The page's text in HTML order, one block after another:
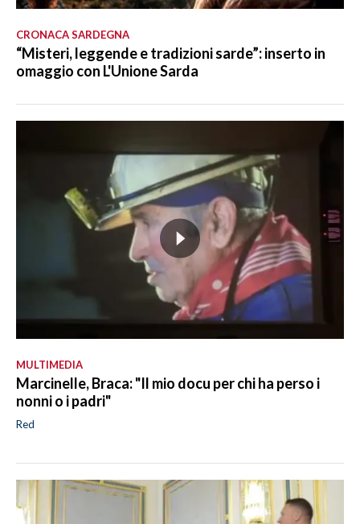
CRONACA SARDEGNA
“Misteri, leggende e tradizioni sarde”: inserto in
omaggio con L'Unione Sarda
MULTIMEDIA
Marcinelle, Braca: "Il mio docu per chi ha perso i
nonni o i padri"
Red